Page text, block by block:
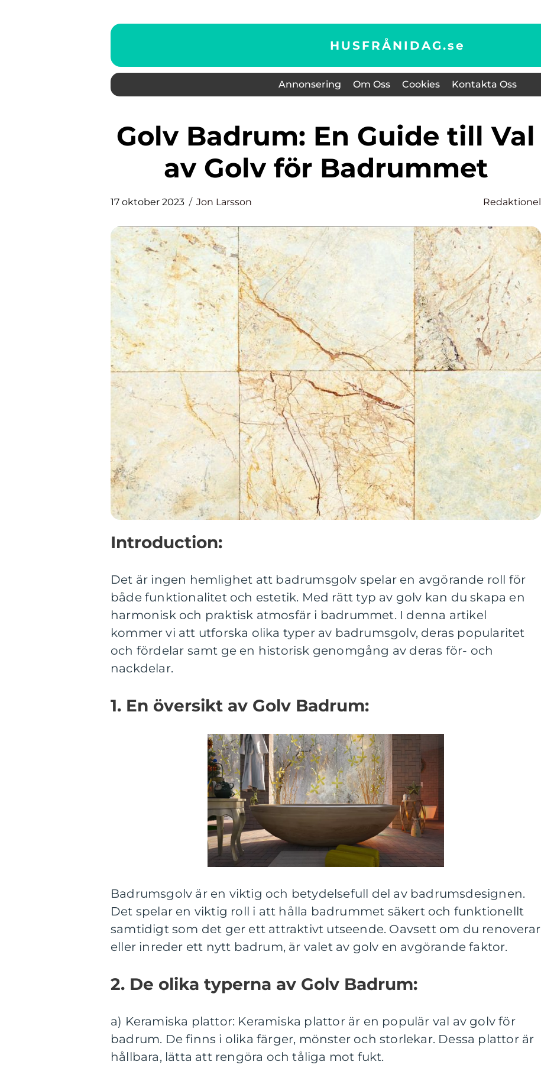
HUSFRÅNIDAG.se
Annonsering Om Oss Cookies Kontakta Oss
Golv Badrum: En Guide till Val
av Golv för Badrummet
17 oktober 2023 Jon Larsson Redaktionel
Introduction:
Det är ingen hemlighet att badrumsgolv spelar en avgörande roll för
både funktionalitet och estetik. Med rätt typ av golv kan du skapa en
harmonisk och praktisk atmosfär i badrummet. I denna artikel
kommer vi att utforska olika typer av badrumsgolv, deras popularitet
och fördelar samt ge en historisk genomgång av deras för- och
nackdelar.
1. En översikt av Golv Badrum:
Badrumsgolv är en viktig och betydelsefull del av badrumsdesignen.
Det spelar en viktig roll i att hålla badrummet säkert och funktionellt
samtidigt som det ger ett attraktivt utseende. Oavsett om du renoverar
eller inreder ett nytt badrum, är valet av golv en avgörande faktor.
2. De olika typerna av Golv Badrum:
a) Keramiska plattor: Keramiska plattor är en populär val av golv för
badrum. De finns i olika färger, mönster och storlekar. Dessa plattor är
hållbara, lätta att rengöra och tåliga mot fukt.